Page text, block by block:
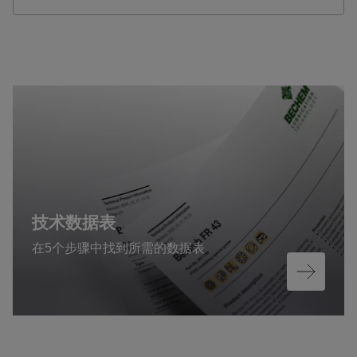
技术数据表
在5个步骤中找到所需的数据表